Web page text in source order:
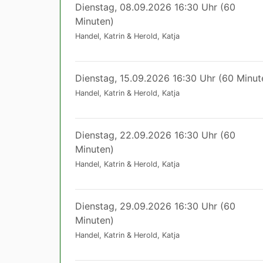
Dienstag, 08.09.2026 16:30 Uhr (60
Minuten)
Handel, Katrin & Herold, Katja
Dienstag, 15.09.2026 16:30 Uhr (60
Handel, Katrin & Herold, Katja
Dienstag, 22.09.2026 16:30 Uhr (60
Minuten)
Handel, Katrin & Herold, Katja
Dienstag, 29.09.2026 16:30 Uhr (60
Minuten)
Handel, Katrin & Herold, Katja